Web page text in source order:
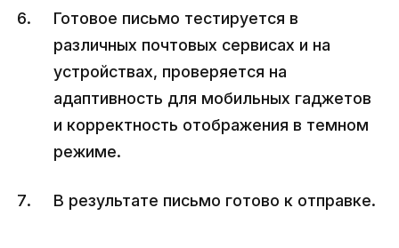
Готовое письмо тестируется в
различных почтовых сервисах и на
устройствах, проверяется на
адаптивность для мобильных гаджетов
и корректность отображения в темном
режиме.
В результате письмо готово к отправке.